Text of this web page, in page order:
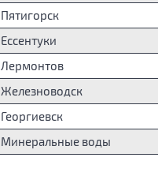
Пятигорск
Ессентуки
Лермонтов
Железноводск
Георгиевск
Минеральные воды